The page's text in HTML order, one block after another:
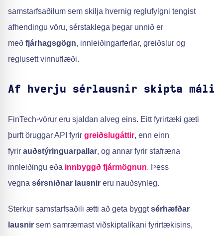
samstarfsaðilum sem skilja hvernig reglufylgni tengist
afhendingu vöru, sérstaklega þegar unnið er
með fjárhagsgögn, innleiðingarferlar, greiðslur og
reglusett vinnuflæði.
Af hverju sérlausnir skipta máli
FinTech-vörur eru sjaldan alveg eins. Eitt fyrirtæki gæti
þurft öruggar API fyrir greiðslugáttir, enn einn
fyrir auðstýringuarpallar, og annar fyrir stafræna
innleiðingu eða innbyggð fjármögnun. Þess
vegna sérsniðnar lausnir eru nauðsynleg.
Sterkur samstarfsaðili ætti að geta byggtsérhæfðar
lausnir sem samræmast viðskiptalíkani fyrirtækisins,